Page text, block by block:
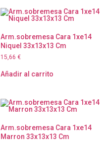
Arm.sobremesa Cara 1xe14
Niquel 33x13x13 Cm
15,66 €
Añadir al carrito
Arm.sobremesa Cara 1xe14
Marron 33x13x13 Cm